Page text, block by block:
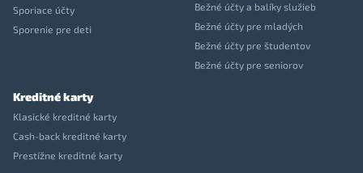
Sporiace účty
Sporenie pre deti
Bežné účty a balíky služieb
Bežné účty pre mladých
Bežné účty pre študentov
Bežné účty pre seniorov
Kreditné karty
Klasické kreditné karty
Cash-back kreditné karty
Prestížne kreditné karty